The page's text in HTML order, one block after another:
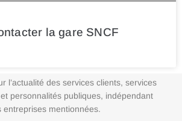
la gare SNCF
l’actualité des services clients, services
personnalités publiques, indépendant
entreprises mentionnées.